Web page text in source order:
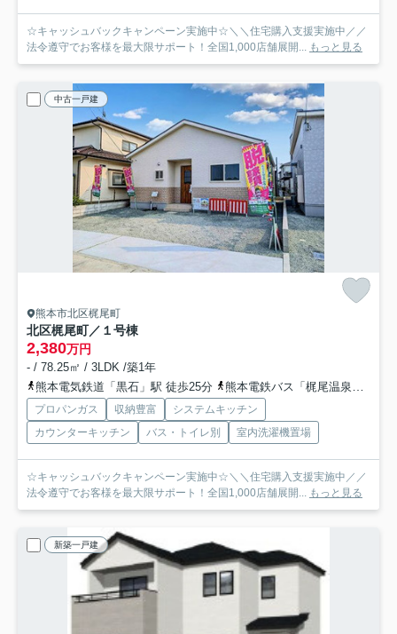
☆キャッシュバックキャンペーン実施中☆＼＼住宅購入支援実施中／／
法令遵守でお客様を最大限サポート！全国1,000店舗展開... もっと見る
中古一戸建
熊本市北区梶尾町
北区梶尾町／１号棟
2,380万円
- / 78.25㎡ / 3LDK /築1年
熊本電気鉄道「黒石」駅 徒歩25分
熊本電鉄バス「梶尾温泉」バス停下車 徒歩5分
プロパンガス 収納豊富
システムキッチン
カウンターキッチン
バス・トイレ別 室内洗濯機置場
☆キャッシュバックキャンペーン実施中☆＼＼住宅購入支援実施中／／
法令遵守でお客様を最大限サポート！全国1,000店舗展開... もっと見る
新築一戸建